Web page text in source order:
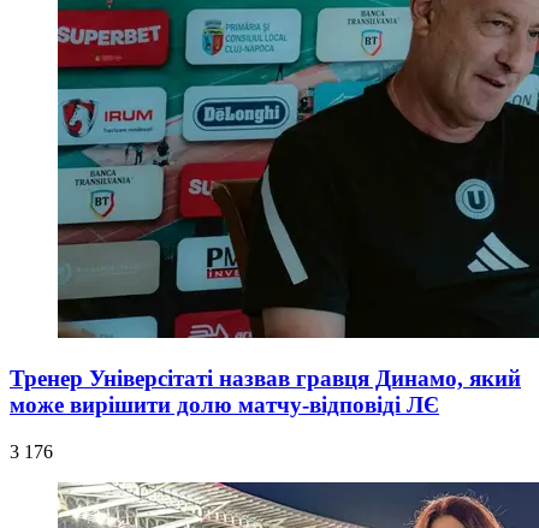
Тренер Універсітаті назвав гравця Динамо, який
може вирішити долю матчу-відповіді ЛЄ
3 176